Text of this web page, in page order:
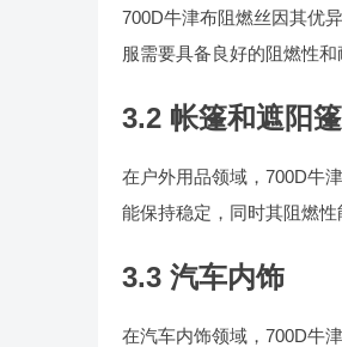
700D牛津布阻燃丝因其优
服需要具备良好的阻燃性
3.2 帐篷和遮阳篷
在户外用品领域，700D牛
能保持稳定，同时其阻燃性
3.3 汽车内饰
在汽车内饰领域，700D牛